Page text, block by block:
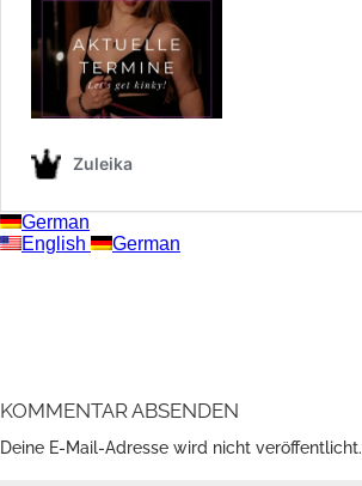
KOMMENTAR ABSENDEN
Deine E-Mail-Adresse wird nicht veröffentlicht.